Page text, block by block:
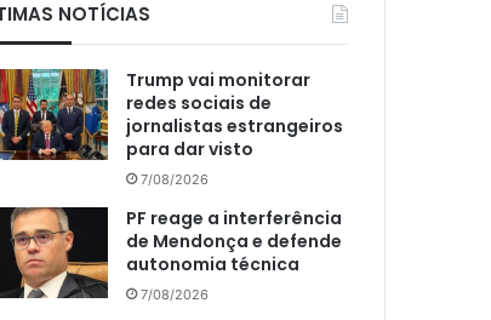
NOTÍCIAS
Trump vai monitorar
redes sociais de
jornalistas estrangeiros
para dar visto
7/08/2026
PF reage a interferência
de Mendonça e defende
autonomia técnica
7/08/2026